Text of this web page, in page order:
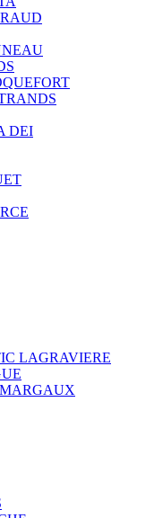
DEI
LAGRAVIERE